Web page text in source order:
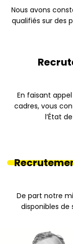
Nous avons
qualifiés sur des
En faisant
cadres, vous
l’État
De part notre
disponibles